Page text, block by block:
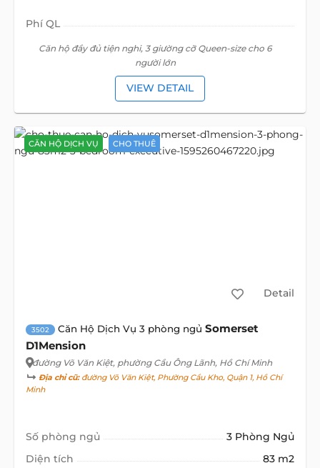
Phí QL
Căn hộ đầy đủ tiện nghi, 3 giường cỡ Queen-size cho 6
người lớn
VIEW DETAIL
CĂN HỘ DỊCH VỤ CHO THUÊ
Detail
3502 Căn Hộ Dịch Vụ 3 phòng ngủ Somerset
D1Mension
đường Võ Văn Kiệt, phường Cầu Ông Lãnh, Hồ Chí Minh
Địa chỉ cũ:đường Võ Văn Kiệt, Phường Cầu Kho, Quận 1, Hồ Chí
Minh
Số phòng ngủ
3 Phòng Ngủ
Diện tích
83 m2